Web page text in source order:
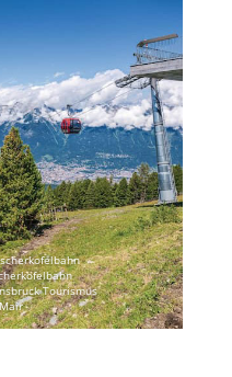
Tourismus